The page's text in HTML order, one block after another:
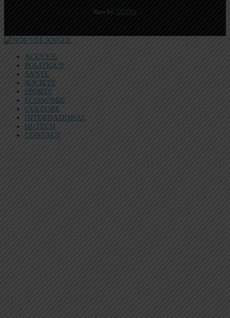
Run by OTIYA
ACCUEIL
POLITIQUE
SANTE
SOCIETE
SPORTS
ECONOMIE
CULTURE
INTERNATIONAL
HI-TECH
CONTACT